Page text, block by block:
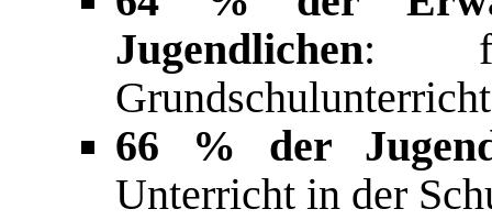
Jugendlichen:
Grundschulunterricht
66 % der
Unterricht in der